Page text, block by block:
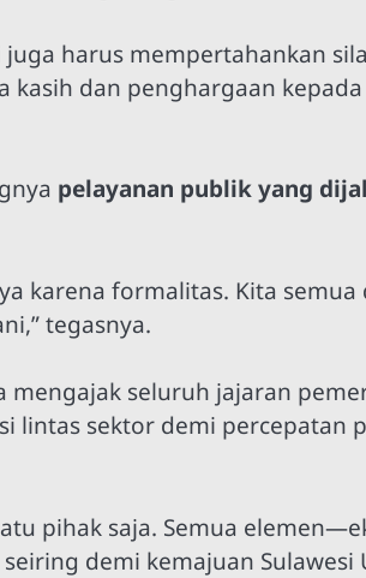
harus mempertahankan
dan penghargaan
pelayanan publik yang
karena formalitas. Kita
tegasnya.
seluruh jajaran
lintas sektor demi percepatan
pihak saja. Semua
demi kemajuan Sulawesi